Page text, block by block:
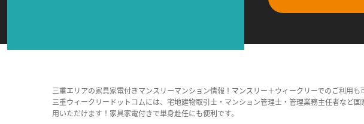
三重エリアの家具家電付きマンスリーマンション情報！マンスリー＋ウィークリーでのご利用
三重ウィークリードットコムには、宅地建物取引士・マンション管理士・管理業務主任者など
用いただけます！家具家電付きで単身赴任にも便利です。